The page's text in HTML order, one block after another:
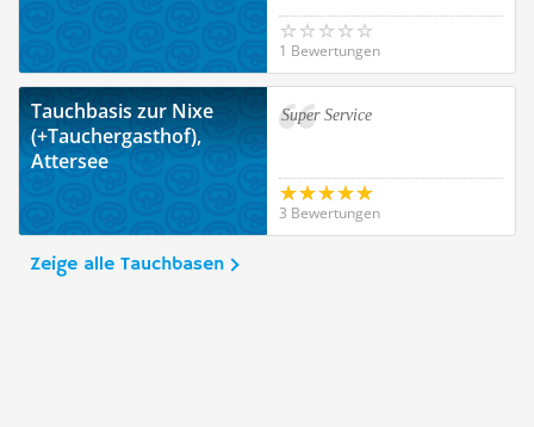
1 Bewertungen
Tauchbasis zur Nixe
(+Tauchergasthof),
Attersee
Super Service
3 Bewertungen
Zeige alle Tauchbasen